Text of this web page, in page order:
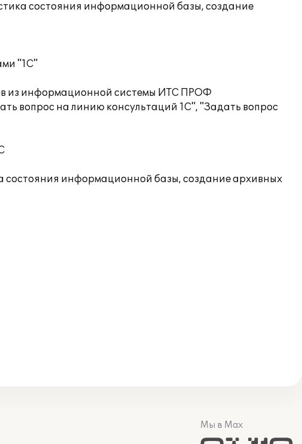
состояния информационной базы, создание
"1С"
из информационной системы ИТС ПРОФ
вопрос на линию консультаций 1С", "Задать вопрос
информационной базы, создание архивных
Мы в Max